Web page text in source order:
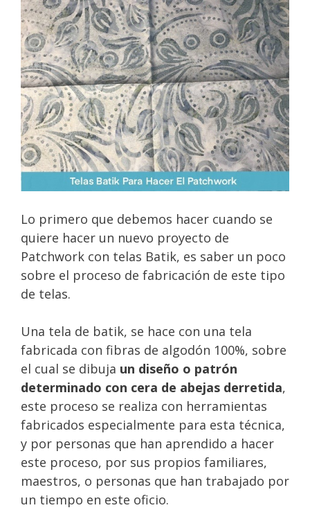
Lo primero que debemos hacer cuando se
quiere hacer un nuevo proyecto de
Patchwork con telas Batik, es saber un poco
sobre el proceso de fabricación de este tipo
de telas.
Una tela de batik, se hace con una tela
fabricada con fibras de algodón 100%, sobre
el cual se dibuja un diseño o patrón
determinado con cera de abejas derretida,
este proceso se realiza con herramientas
fabricados especialmente para esta técnica,
y por personas que han aprendido a hacer
este proceso, por sus propios familiares,
maestros, o personas que han trabajado por
un tiempo en este oficio.